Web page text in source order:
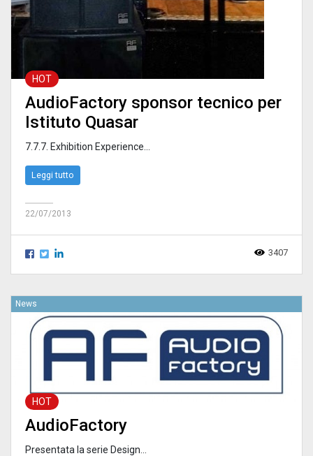
HOT
AudioFactory sponsor tecnico per
Istituto Quasar
7.7.7. Exhibition Experience...
Leggi tutto
22/07/2013
3407
News
HOT
AudioFactory
Presentata la serie Design...